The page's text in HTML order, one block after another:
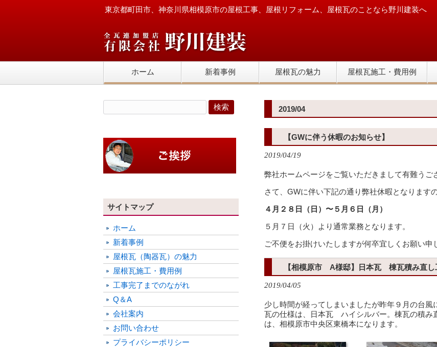
東京都町田市、神奈川県相模原市の屋根工事、屋根リフォーム、屋根瓦のことなら野川建装へ
ホーム 新着事例 屋根瓦の魅力 屋根瓦施工・費用例
2019/04
【GWに伴う休暇のお知らせ】
2019/04/19
弊社ホームページをご覧いただきまして有難うご
さて、GWに伴い下記の通り弊社休暇となります
４月２８日（日）〜５月６日（月）
５月７日（火）より通常業務となります。
ご不便をお掛けいたしますが何卒宜しくお願い申
【相模原市 A様邸】日本瓦 棟瓦積み直し
2019/04/05
少し時間が経ってしまいましたが昨年９月の台風
瓦の仕様は、日本瓦 ハイシルバー。棟瓦の積み
は、相模原市中央区東橋本になります。
サイトマップ
ホーム
新着事例
屋根瓦（陶器瓦）の魅力
屋根瓦施工・費用例
工事完了までのながれ
Q＆A
会社案内
お問い合わせ
プライバシーポリシー